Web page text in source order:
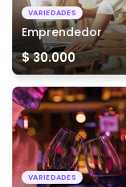
VARIEDADES
Emprendedor
$ 30.000
VARIEDADES